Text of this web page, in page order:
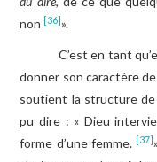
non [36] ».
C’est en tant
donner son caractère
soutient la structure de
pu dire : « Dieu
forme d’une femme. [37]